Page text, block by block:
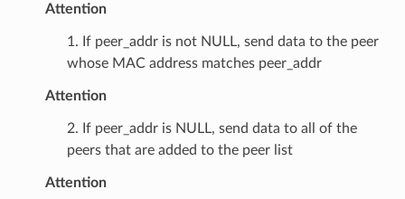
Attention
1. If peer_addr is not NULL, send data to the peer
whose MAC address matches peer_addr
Attention
2. If peer_addr is NULL, send data to all of the
peers that are added to the peer list
Attention